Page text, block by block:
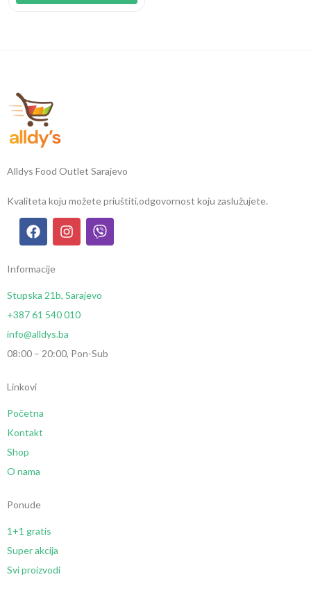
Alldys Food Outlet Sarajevo
Kvaliteta koju možete priuštiti,odgovornost koju zaslužujete.
Informacije
Stupska 21b, Sarajevo
+387 61 540 010
info@alldys.ba
08:00 – 20:00, Pon-Sub
Linkovi
Početna
Kontakt
Shop
O nama
Ponude
1+1 gratis
Super akcija
Svi proizvodi